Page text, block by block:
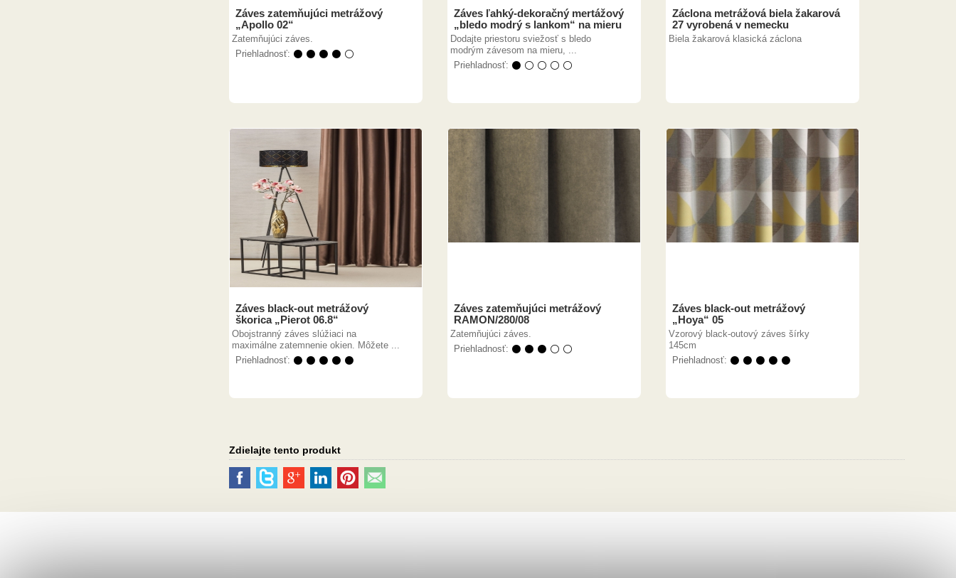
Záves zatemňujúci metrážový
„Apollo 02“
Zatemňujúci záves.
Priehladnosť: ⚫ ⚫ ⚫ ⚫ ⚪
Záves ľahký-dekoračný mertážový
„bledo modrý s lankom“ na mieru
Dodajte priestoru sviežosť s bledo
modrým závesom na mieru, ...
Priehladnosť: ⚫ ⚪ ⚪ ⚪ ⚪
Záclona metrážová biela žakarová
27 vyrobená v nemecku
Biela žakarová klasická záclona
Záves black-out metrážový
škorica „Pierot 06.8“
Obojstranný záves slúžiaci na
maximálne zatemnenie okien. Môžete ...
Priehladnosť: ⚫ ⚫ ⚫ ⚫ ⚫
Záves zatemňujúci metrážový
RAMON/280/08
Zatemňujúci záves.
Priehladnosť: ⚫ ⚫ ⚫ ⚪ ⚪
Záves black-out metrážový
„Hoya“ 05
Vzorový black-outový záves šírky
145cm
Priehladnosť: ⚫ ⚫ ⚫ ⚫ ⚫
Zdielajte tento produkt